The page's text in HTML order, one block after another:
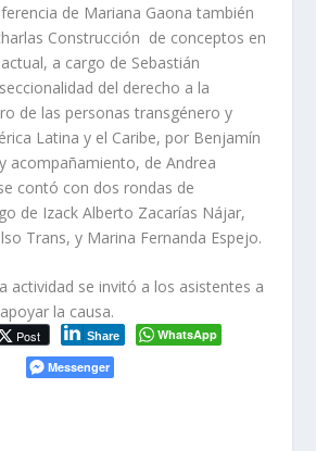
de Mariana Gaona también
Construcción de conceptos en
a cargo de Sebastián
del derecho a la
de las personas transgénero y
Latina y el Caribe, por Benjamín
acompañamiento, de Andrea
contó con dos rondas de
de Izack Alberto Zacarías Nájar,
Trans, y Marina Fernanda Espejo.
actividad se invitó a los asistentes a
la causa.
Post Share
WhatsApp
Messenger